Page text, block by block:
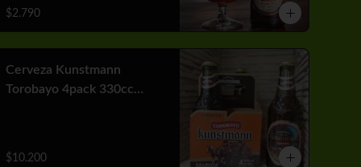
$2.790
Cerveza Kunstmann
Torobayo 4pack 330cc
$10.200